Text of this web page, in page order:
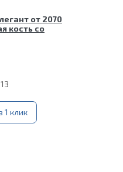
от 2070
кость со
1 клик